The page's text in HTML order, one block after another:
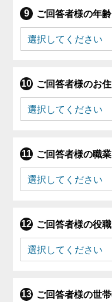
ご回答者様の年
ご回答者様のお
ご回答者様の職
ご回答者様の役
ご回答者様の世